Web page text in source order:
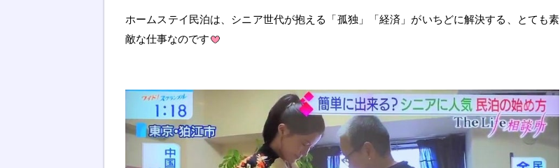
ホームステイ民泊は、シニア世代が抱える「孤独」「経済」がいちどに解決する、とても素
敵な仕事なのです